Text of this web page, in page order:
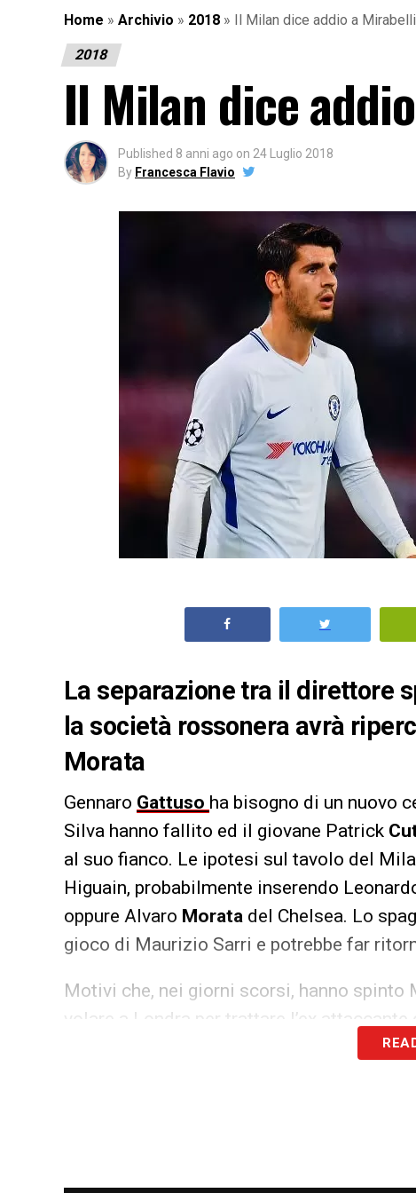
Home » Archivio » 2018 » Il Milan dice addio a
2018
Il Milan dice
Published 8 anni ago on 24 Luglio 2018
By Francesca Flavio
La separazione tra il direttore
la società rossonera avrà
Morata
Gennaro Gattuso ha bisogno di un nuovo
Silva hanno fallito ed il giovane Patrick
al suo fianco. Le ipotesi sul tavolo del
Higuain, probabilmente inserendo
oppure Alvaro Morata del Chelsea. Lo
gioco di Maurizio Sarri e potrebbe far
Motivi che, nei giorni scorsi, hanno spinto
volare a Londra per trattare l’ex
trattativa era ben impostata e prometteva